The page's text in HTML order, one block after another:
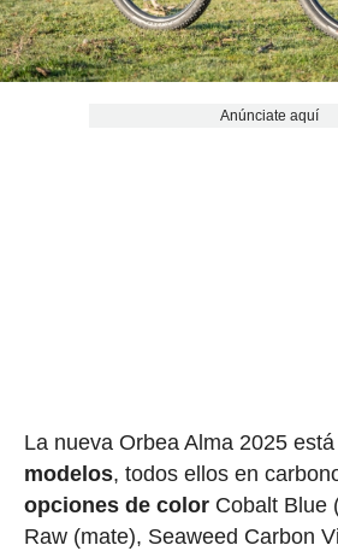
Anúnciate aquí
La nueva Orbea Alma 2025
modelos, todos ellos en
opciones de colorCobalt Blue
Raw (mate), Seaweed Carbon